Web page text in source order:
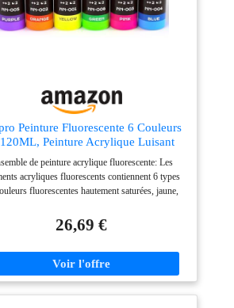
Peinture Fluorescente 6 Couleurs
Peinture Acrylique Luisant
Le Noir, Acrylique Fluorescente
Projets De Bricolage, Vêtements De
Halloween, Décorations De Noël
de peinture acrylique fluorescente: Les
acryliques fluorescents contiennent 6 types
fluorescentes hautement saturées, jaune,
est élevée, les couleurs sont durables et
et il n'est pas facile de s'estomper. Il
lumineux Effet lumineux de longue durée: Une
que le Acrylique fluorescent est irradié par la
26,69 €